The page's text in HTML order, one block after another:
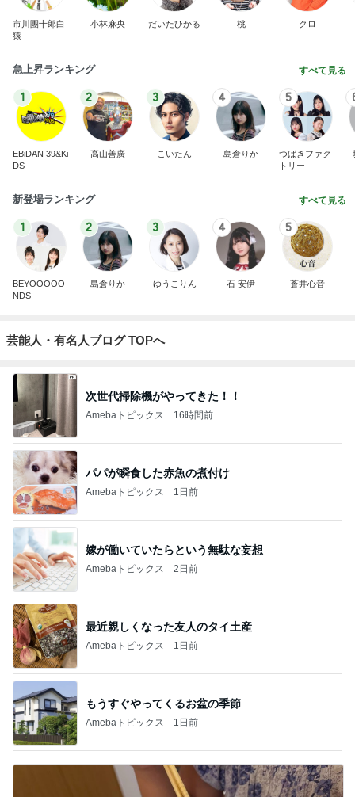
市川團十郎白
猿
小林麻央 だいたひかる 桃 クロ
急上昇ランキング すべて見る
1
EBiDAN 39&Ki
DS
2
高山善廣
3
こいたん
4
島倉りか
5
つばきファク
トリー
新登場ランキング すべて見る
1
BEYOOOOO
NDS
2
島倉りか
3
ゆうこりん
4
石 安伊
5
蒼井心音
芸能人・有名人ブログ TOPへ
次世代掃除機がやってきた！！
Amebaトピックス 16時間前
パパが瞬食した赤魚の煮付け
Amebaトピックス 1日前
嫁が働いていたらという無駄な妄想
Amebaトピックス 2日前
最近親しくなった友人のタイ土産
Amebaトピックス 1日前
もうすぐやってくるお盆の季節
Amebaトピックス 1日前